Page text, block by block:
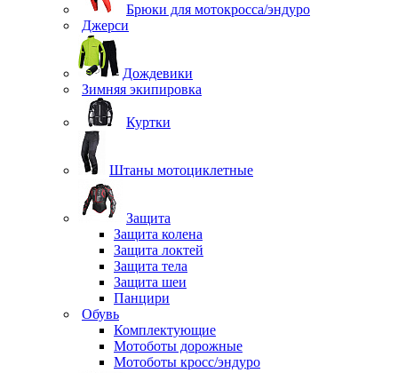
Брюки для мотокросса/эндуро
Джерси
Дождевики
Зимняя экипировка
Куртки
Штаны мотоциклетные
Защита
Защита колена
Защита локтей
Защита тела
Защита шеи
Панцири
Обувь
Комплектующие
Мотоботы дорожные
Мотоботы кросс/эндуро